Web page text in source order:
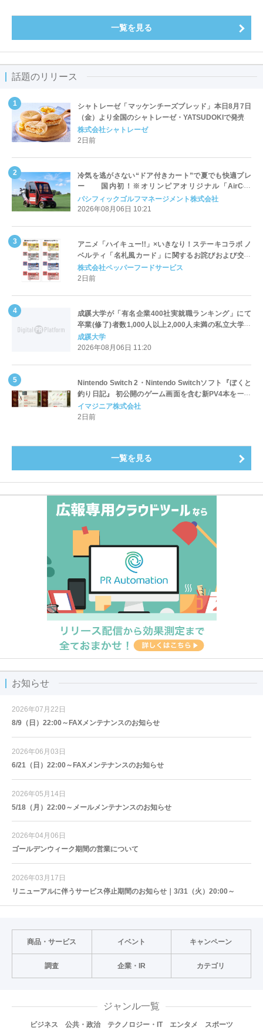
一覧を見る
話題のリリース
シャトレーゼ「マッケンチーズブレッド」本日8月7日
（金）より全国のシャトレーゼ・YATSUDOKIで発売
株式会社シャトレーゼ
2日前
冷気を逃がさない“ドア付きカート”で夏でも快適プレ
ー 国内初！※オリンピアオリジナル「AirCon
Cart（エアコンカート）」導入 | ＰＧＭ
パシフィックゴルフマネージメント株式会社
2026年08月06日 10:21
アニメ「ハイキュー!!」×いきなり！ステーキコラボ ノ
ベルティ「名札風カード」に関するお詫びおよび交換
対応についてのご案内
株式会社ペッパーフードサービス
2日前
成蹊大学が「有名企業400社実就職ランキング」にて
卒業(修了)者数1,000人以上2,000人未満の私立大学で
全国第1位を獲得！～実就職率は26.5%（前年比＋
4.3pt）に伸長、東京の私立大学でも10位にランクイン
成蹊大学
2026年08月06日 11:20
Nintendo Switch 2・Nintendo Switchソフト『ぼくと
釣り日記』 初公開のゲーム画面を含む新PV4本を一挙
公開！
イマジニア株式会社
2日前
一覧を見る
お知らせ
2026年07月22日
8/9（日）22:00～FAXメンテナンスのお知らせ
2026年06月03日
6/21（日）22:00～FAXメンテナンスのお知らせ
2026年05月14日
5/18（月）22:00～メールメンテナンスのお知らせ
2026年04月06日
ゴールデンウィーク期間の営業について
2026年03月17日
リニューアルに伴うサービス停止期間のお知らせ｜3/31（火）20:00～
商品・サービス イベント キャンペーン
調査 企業・IR カテゴリ
ジャンル一覧
ビジネス 公共・政治 テクノロジー・IT エンタメ スポーツ